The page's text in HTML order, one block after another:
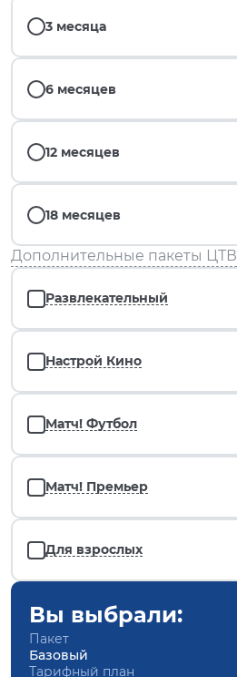
3 месяца
6 месяцев
12 месяцев
18 месяцев
Дополнительные пакеты ЦТВ
Развлекательный
Настрой Кино
Матч! Футбол
Матч! Премьер
Для взрослых
Вы выбрали:
Пакет
Базовый
Тарифный план